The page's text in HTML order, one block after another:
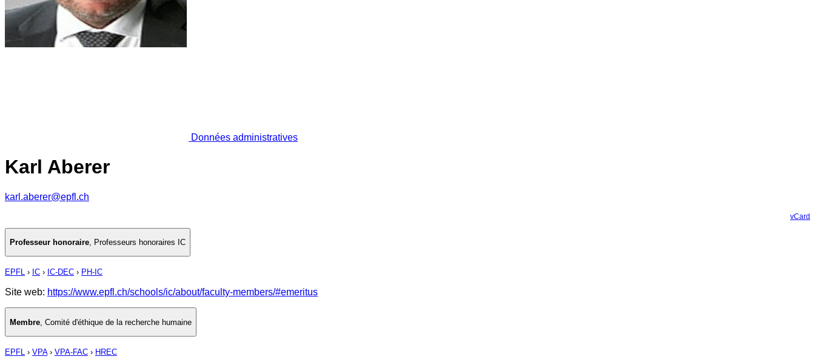
Données administratives
Karl Aberer
karl.aberer@epfl.ch
vCard
Professeur honoraire, Professeurs honoraires IC
EPFL › IC › IC-DEC › PH-IC
Site web: https://www.epfl.ch/schools/ic/about/faculty-members/#emeritus
Membre Comité d'éthique de la recherche humaine
EPFL › VPA› VPA-FAC › HREC